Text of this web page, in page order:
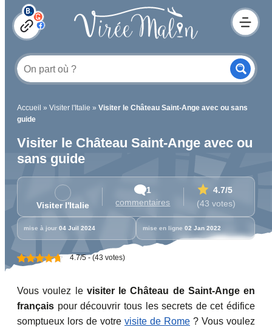
Accueil » Visiter l'Italie » Visiter le Château Saint-Ange avec ou sans
guide
Visiter le Château Saint-Ange avec ou
sans guide
Visiter l'Italie
1
commentaires
4.7/5
(43 votes)
mise à jour 04 Juil 2024 mise en ligne 02 Jan 2022
4.7/5 - (43 votes)
Vous voulez levisiter le Château de Saint-Ange en
français pour découvrir tous les secrets de cet édifice
somptueux lors de votre visite de Rome ? Vous voulez